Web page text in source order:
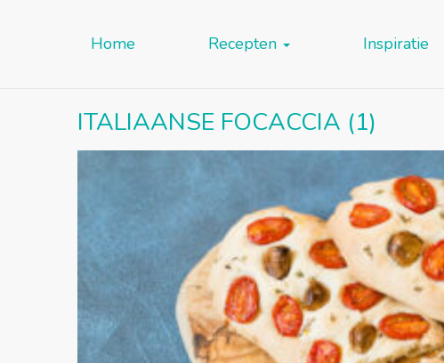
Home Recepten Inspiratie
ITALIAANSE FOCACCIA (1)